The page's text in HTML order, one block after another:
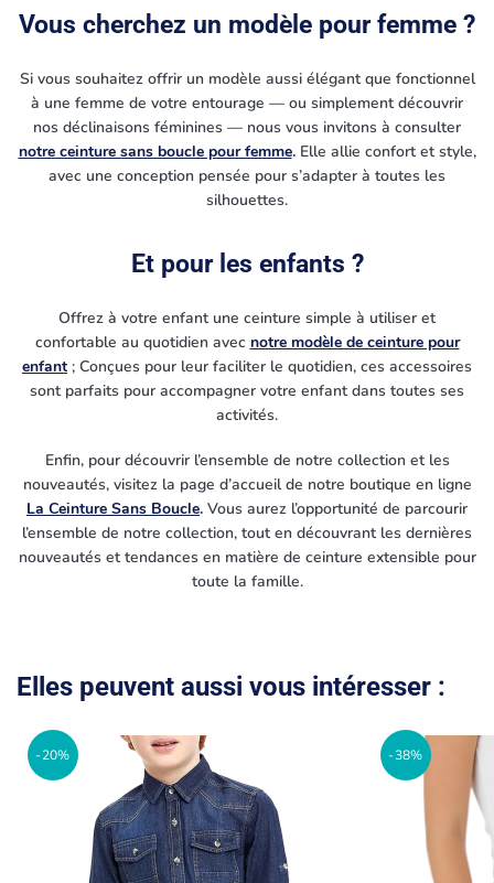
Vous cherchez un modèle pour femme ?
Si vous souhaitez offrir un modèle aussi élégant que fonctionnel
à une femme de votre entourage — ou simplement découvrir
nos déclinaisons féminines — nous vous invitons à consulter
notre ceinture sans boucle pour femme.Elle allie confort et style,
avec une conception pensée pour s’adapter à toutes les
silhouettes.
Et pour les enfants ?
Offrez à votre enfant une ceinture simple à utiliser et
confortable au quotidien avec notre modèle de ceinture pour
enfant ; Conçues pour leur faciliter le quotidien, ces accessoires
sont parfaits pour accompagner votre enfant dans toutes ses
activités.
Enfin, pour découvrir l’ensemble de notre collection et les
nouveautés, visitez la page d’accueil de notre boutique en ligne
La Ceinture Sans Boucle. Vous aurez l’opportunité de parcourir
l’ensemble de notre collection, tout en découvrant les dernières
nouveautés et tendances en matière de ceinture extensible pour
toute la famille.
Elles peuvent aussi vous intéresser :
-20% -38%